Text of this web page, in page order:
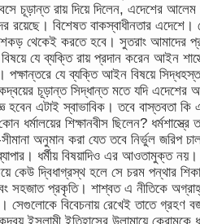
চূড়ান্ত রায় দিয়ে দিলেন, এদেশের আলেম
রয়েছে। বিশেষত বাকস্বাধীনতার এদেশে।
থেকেই করতে হবে। সুতরাং আমাদের
যে ব্যক্তি রায় প্রদান করেন আইন
পক্ষান্তরে যে ব্যক্তি আইন বিষয়ে
চূড়ান্ত সিদ্ধান্ত মতে যদি এদেশের
হবেন এটাই স্বাভাবিক। তবে বাস্তবতা
ধর্মালয়ের শিক্ষানবীস ছিলেন?
সীমানা অনুমান করা যেত তবে নির্ভুল
ধর্মীয় বিষয়াদিও এর আওতামুক্ত নয়।
কেউ দ্বিধাগ্রস্থ হলে সে চরম পন্থার
সহজাত প্রকৃতি। শাশ্বত এ নীতিকে
সেগুলোকে বিবেচনায় রেখেই তাতে গ্রহণ